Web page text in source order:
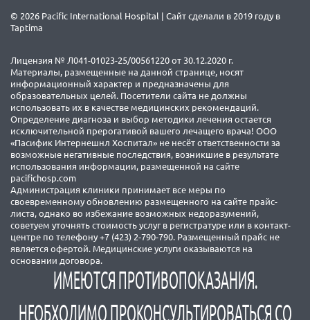
© 2026 Pacific International Hospital | Сайт сделали в 2019 году в
Taptima
Лицензия № Л041-01023-25/00561220 от 30.12.2020 г.
Материалы, размещенные на данной странице, носят
информационный характер и предназначены для
образовательных целей. Посетители сайта не должны
использовать их в качестве медицинских рекомендаций.
Определение диагноза и выбор методики лечения остается
исключительной прерогативой вашего лечащего врача! ООО
«Пасифик Интернешнл Хоспитал» не несёт ответственности за
возможные негативные последствия, возникшие в результате
использования информации, размещенной на сайте
pacifichosp.com
Администрация клиники принимает все меры по
своевременному обновлению размещенного на сайте прайс-
листа, однако во избежание возможных недоразумений,
советуем уточнять стоимость услуг в регистратуре или в контакт-
центре по телефону +7 (423) 2-790-790. Размещенный прайс не
является офертой. Медицинские услуги оказываются на
основании договора.
ИМЕЮТСЯ ПРОТИВОПОКАЗАНИЯ.
НЕОБХОДИМО ПРОКОНСУЛЬТИРОВАТЬСЯ СО